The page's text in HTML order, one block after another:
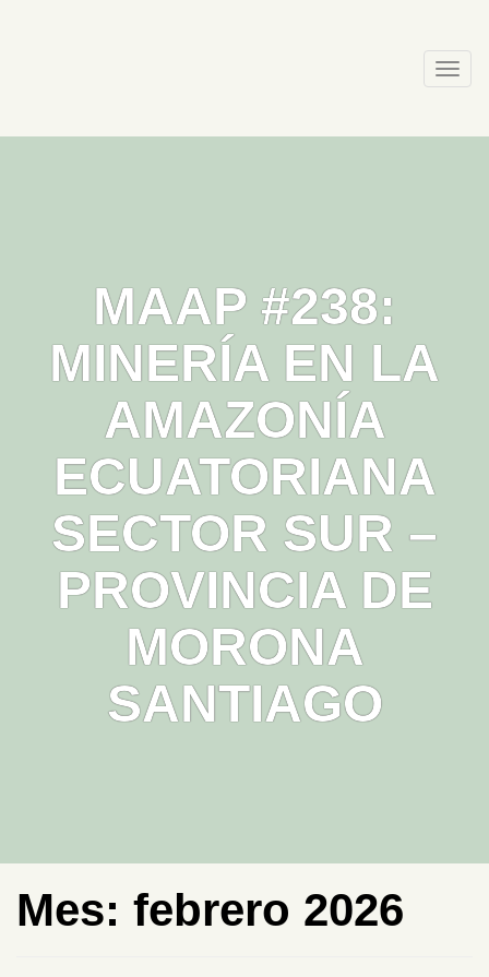
MAAP #238:
MINERÍA EN LA
AMAZONÍA
ECUATORIANA
SECTOR SUR –
PROVINCIA DE
MORONA
SANTIAGO
Mes: febrero 2026